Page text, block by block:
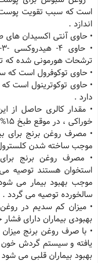
است که سبب تقویت پوست
اندازد .
• حاوی آنتی اکسیدان
ترشحات هورمونی شده که
• حاوی توکوفرول است
• حاوی توکوترینول است
دارد .
• مقدار کالری حاصل از
خوراکی ، در موقع طبخ 15% کمتر است .
• مصرف روغن برنج برای
موجب ساخته شدن
• مصرف روغن برنج برای
استخوان هستند توصیه
موجب بهبود بیمار می
سالخورده توصیه می گردد .
• میزان کم سدیم در
بهبودی بیماران دارای
• با صرف روغن برنج
یافته و سیستم گردش
بهبود بیماران قلبی می